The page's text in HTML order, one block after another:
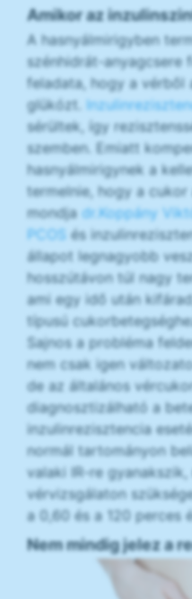
Amikor az
A hasnyálmirigyben
szénhidrát-anyagcsere
feladata, hogy a vérből
glükózt.
sérültek, így
szemben. Emiatt
hasnyálmirigynek a
termelnie, hogy a cukor
mondja dr.Koppány
PCOS és
állapot legnagyobb
hosszútávon túl nagy
ami egy idő után
típusú
Sajnos a probléma
nem csak igen
de az általános
diagnosztizálható a
inzulinrezisztencia
normál tartományon
valaki IR-re
vérvizsgálaton
a 0,60 és a 120 perces
Nem mindig jelez a